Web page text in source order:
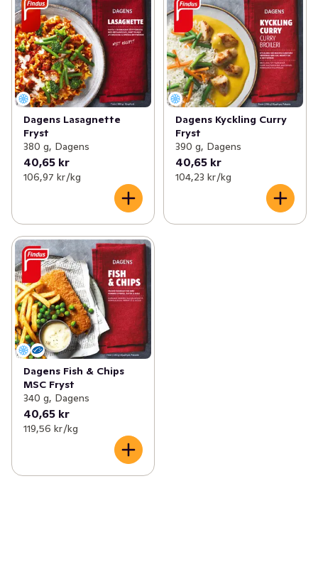
Dagens Lasagnette
Fryst
380 g, Dagens
40,65 kr
106,97 kr /kg
Dagens Kyckling Curry
Fryst
390 g, Dagens
40,65 kr
104,23 kr /kg
Dagens Fish & Chips
MSC Fryst
340 g, Dagens
40,65 kr
119,56 kr /kg